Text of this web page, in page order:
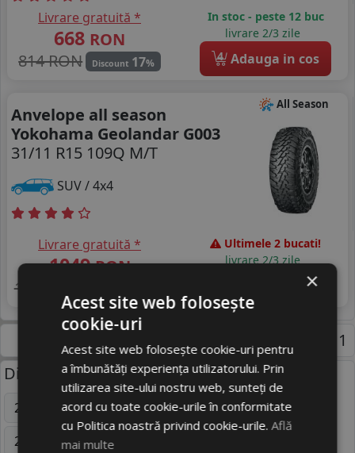
Livrare gratuită *
668 RON
814 RON
Discount 17%
In stoc - peste 12 buc
livrare 2/3 zile
4 Adauga in cos
All Season
Anvelope all season
Yokohama Geolandar G003
31/11 R15 109Q M/T
SUV / 4x4
Livrare gratuită *
1049RON
1247 RON
Ultimele 2 bucati!
livrare 2/3 zile
Adauga in cos
Pagina 1
Dimensiuni uzuale anvelope:
205/55 R16 195/65 R15
225/45 R17
215/60 R16
205/70 R15
×
Acest site web folosește
cookie-uri
Acest site web folosește cookie-uri pentru
a îmbunătăți experiența utilizatorului. Prin
utilizarea site-ului nostru web, sunteți de
acord cu toate cookie-urile în conformitate
cu Politica noastră privind cookie-urile.Află
mai multe